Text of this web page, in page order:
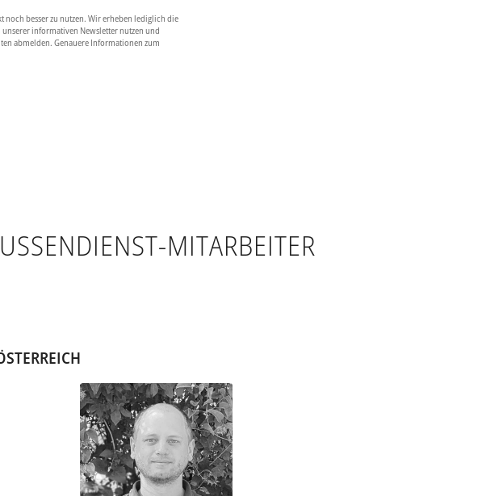
noch besser zu nutzen. Wir erheben lediglich die
informativen Newsletter nutzen und
abmelden. Genauere Informationen zum
MITARBEITER